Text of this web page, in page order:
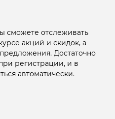
сможете отслеживать
акций и скидок, а
Достаточно
регистрации, и в
автоматически.